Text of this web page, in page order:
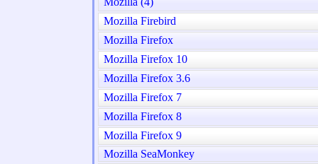
Mozilla Firebird
Mozilla Firefox
Mozilla Firefox 10
Mozilla Firefox 3.6
Mozilla Firefox 7
Mozilla Firefox 8
Mozilla Firefox 9
Mozilla SeaMonkey